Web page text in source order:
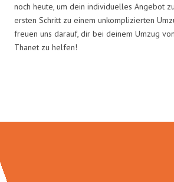
noch heute, um dein individuelles Angebot
ersten Schritt zu einem unkomplizierten
freuen uns darauf, dir bei deinem Umzug
Thanet zu helfen!